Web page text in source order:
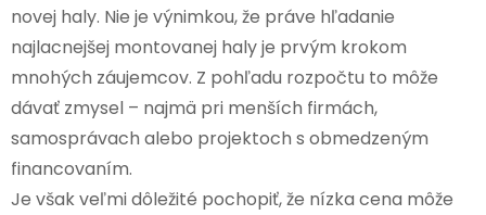
novej haly. Nie je výnimkou, že práve hľadanie
najlacnejšej montovanej haly je prvým krokom
mnohých záujemcov. Z pohľadu rozpočtu to môže
dávať zmysel – najmä pri menších firmách,
samosprávach alebo projektoch s obmedzeným
financovaním.
Je však veľmi dôležité pochopiť, že nízka cena môže